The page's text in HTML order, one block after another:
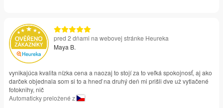
pred 2 dňami na webovej stránke Heureka
Maya B.
vynikajúca kvalita nízka cena a naozaj to stojí za to veľká spokojnosť, aj ako
darček objednala som si to a hneď na druhý deň mi prišli dve už vytlačené
fotoknihy, nič
Automaticky preložené z